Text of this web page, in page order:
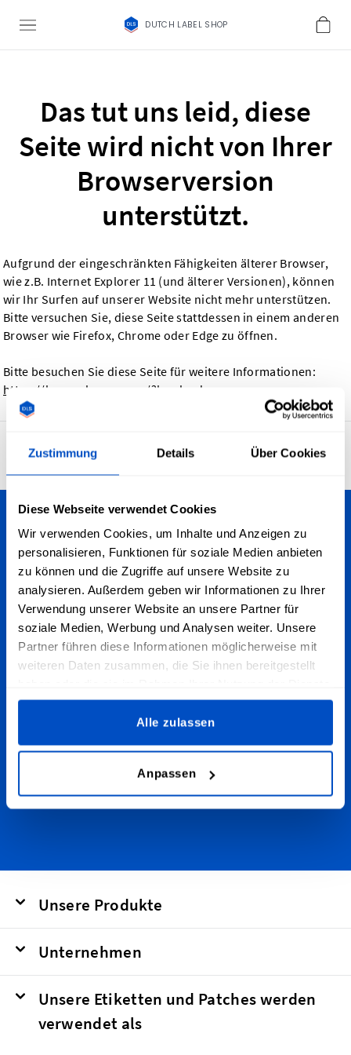
Zustimmung Details Über Cookies
Diese Webseite verwendet Cookies
Wir verwenden Cookies, um Inhalte und Anzeigen zu
personalisieren, Funktionen für soziale Medien anbieten
zu können und die Zugriffe auf unsere Website zu
analysieren. Außerdem geben wir Informationen zu Ihrer
Verwendung unserer Website an unsere Partner für
soziale Medien, Werbung und Analysen weiter. Unsere
Partner führen diese Informationen möglicherweise mit
weiteren Daten zusammen, die Sie ihnen bereitgestellt
gesammelt haben.
Alle zulassen
Anpassen
DUTCH LABEL SHOP
Das tut uns leid, diese
Seite wird nicht von Ihrer
Browserversion
unterstützt.
Aufgrund der eingeschränkten Fähigkeiten älterer Browser,
wie z.B. Internet Explorer 11 (und älterer Versionen), können
wir Ihr Surfen auf unserer Website nicht mehr unterstützen.
Bitte versuchen Sie, diese Seite stattdessen in einem anderen
Browser wie Firefox, Chrome oder Edge zu öffnen.
Bitte besuchen Sie diese Seite für weitere Informationen:
https://browsehappy.com/?locale=de
4,7 29.933 Bewertungen
Personalisiere deine Kreationen
Wir versenden nach ganz Deutschland - egal, ob du in
Berlin, Köln, Frankfurt, München oder anderswo wohnst.
Wir versenden zudem weltweit!
Für den Newsletter anmelden
Mails.
E-Mailadresse
absenden
This form is protected by reCAPTCHA - the Google Privacy Policy
Serviceapply.
Unsere Produkte
Unternehmen
Unsere Etiketten und Patches werden
verwendet als